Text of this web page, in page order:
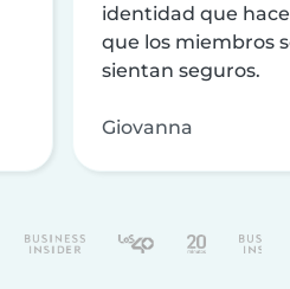
identidad que
que los miembros
sientan seguros.
Giovanna